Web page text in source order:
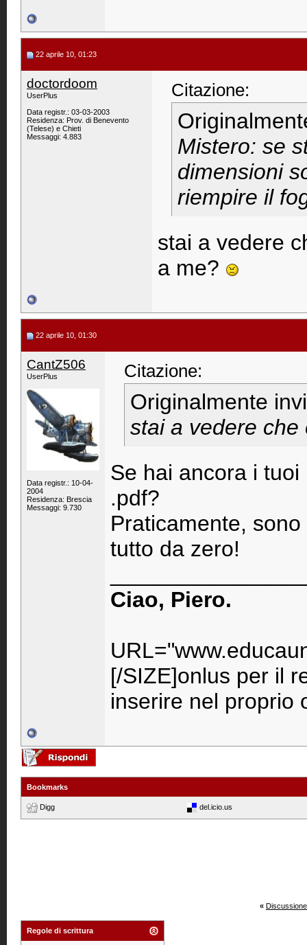
22 aprile 10, 01:23
doctordoom
UserPlus
Data registr.: 03-03-2003
Residenza: Prov. di Benevento
(Telese) e Chieti
Messaggi: 4.883
Citazione:
Mistero: se
dimensioni
riempire il
stai a vedere
a me?
22 aprile 10, 01:30
CantZ506
UserPlus
Data registr.: 10-04-
2004
Residenza: Brescia
Messaggi: 9.730
Citazione:
Originalmente
stai a vedere
Se hai ancora i
.pdf?
Praticamente,
tutto da zero!
Ciao, Piero.
[/SIZE]onlus per il
inserire nel proprio
Bookmarks
Digg del.icio.us
«
Regole di scrittura